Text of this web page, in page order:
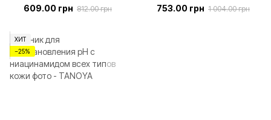
косметических процедур
(химические и лазерные
TANOYA-косметолог, 100 мл
609.00 грн 812.00 грн
[проф], 275 мл
753.00 грн 1 004.00 грн
ХИТ
−25%